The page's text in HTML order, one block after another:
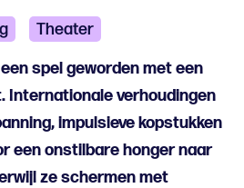
Theater
spel geworden met een
Internationale verhoudingen
impulsieve kopstukken
een onstilbare honger naar
ze schermen met